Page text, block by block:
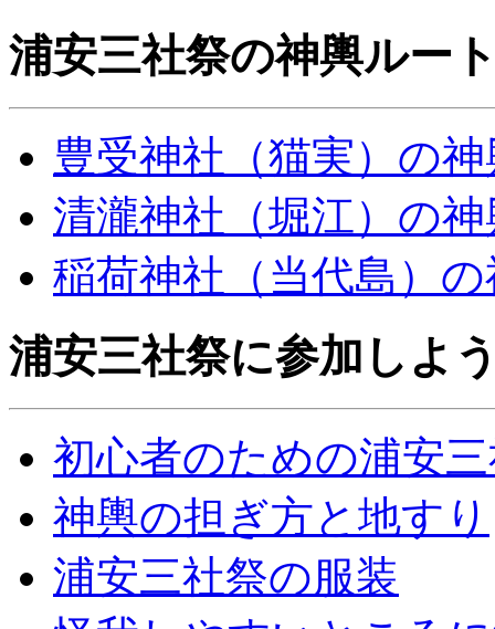
浦安三社祭の神輿ルー
豊受神社（猫実）の
清瀧神社（堀江）の
稲荷神社（当代島）
浦安三社祭に参加しよ
初心者のための浦安
神輿の担ぎ方と地すり
浦安三社祭の服装